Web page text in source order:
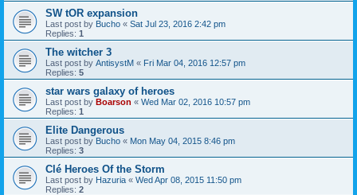
SW tOR expansion
Last post by Bucho « Sat Jul 23, 2016 2:42 pm
Replies: 1
The witcher 3
Last post by AntisystM « Fri Mar 04, 2016 12:57 pm
Replies: 5
star wars galaxy of heroes
Last post by Boarson « Wed Mar 02, 2016 10:57 pm
Replies: 1
Elite Dangerous
Last post by Bucho « Mon May 04, 2015 8:46 pm
Replies: 3
Clé Heroes Of the Storm
Last post by Hazuria « Wed Apr 08, 2015 11:50 pm
Replies: 2